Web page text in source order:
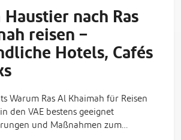
nach Ras
reisen –
Hotels, Cafés
Warum Ras Al Khaimah für Reisen
den VAE bestens geeignet
und Maßnahmen zum…